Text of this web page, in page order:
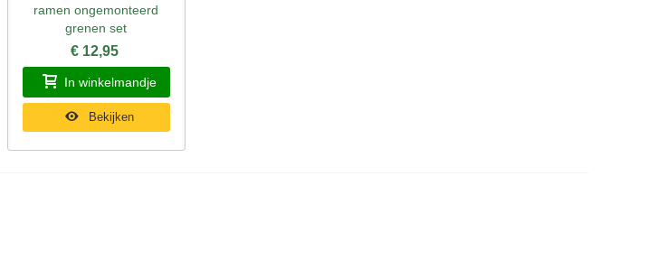
ramen ongemonteerd
grenen set
€ 12,95
In winkelmandje
Bekijken